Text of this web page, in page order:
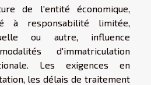
de l'entité économique,
à responsabilité limitée,
ou autre, influence
d'immatriculation
Les exigences en
les délais de traitement